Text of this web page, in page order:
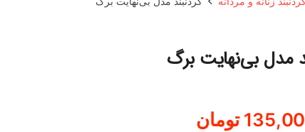
مدل بی‌نهایت برگ
تومان